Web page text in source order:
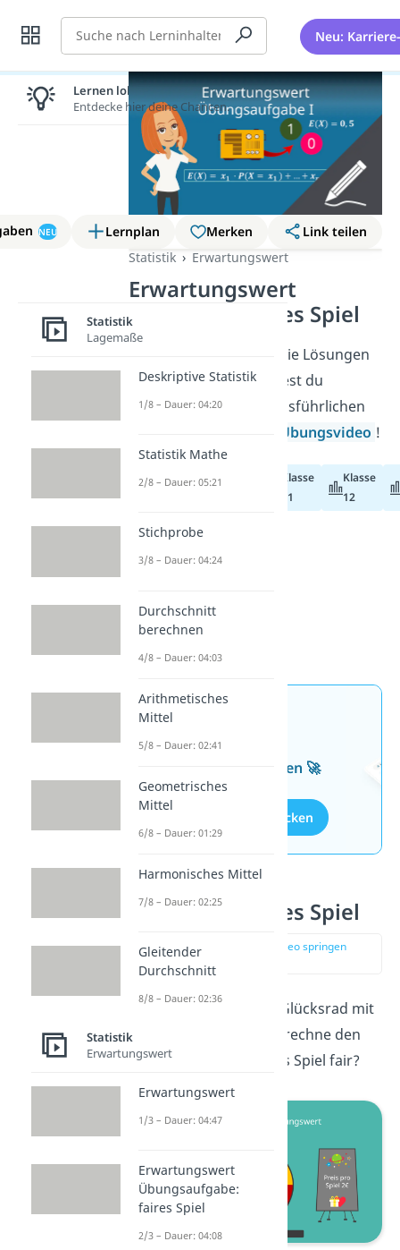
Suche Neu:
NEU Lernplan Merken
Link teilen
Statistik
Erwartungswert
Erwartungswert
Aufgabe 1: faires Spiel
So, jetzt bist du dran! Die Lösungen
zu dieser Aufgabe findest du
zusammen mit einer ausführlichen
Übungsvideo !
Abiturvorbereitung
Klasse
11
Klasse
12
Jetzt neu: Teste dein
Wissen mit unseren
kostenlosen Aufgaben 🚀
Aufgaben entdecken
Aufgabe 1: faires Spiel
zur Stelle im Video springen
1a:Du hast folgendes Glücksrad mit
2€ Einsatz gegeben. Berechne den
Erwartungswert, ist das Spiel fair?
Lernen lohnt sich!
Entdecke hier deine Chancen.
Statistik
Lagemaße
Deskriptive Statistik
1/8 – Dauer: 04:20
Statistik Mathe
2/8 – Dauer: 05:21
Stichprobe
3/8 – Dauer: 04:24
Durchschnitt
berechnen
4/8 – Dauer: 04:03
Arithmetisches
Mittel
5/8 – Dauer: 02:41
Geometrisches
Mittel
6/8 – Dauer: 01:29
Harmonisches Mittel
7/8 – Dauer: 02:25
Gleitender
Durchschnitt
8/8 – Dauer: 02:36
Statistik
Erwartungswert
Erwartungswert
1/3 – Dauer: 04:47
Erwartungswert
Übungsaufgabe:
faires Spiel
2/3 – Dauer: 04:08